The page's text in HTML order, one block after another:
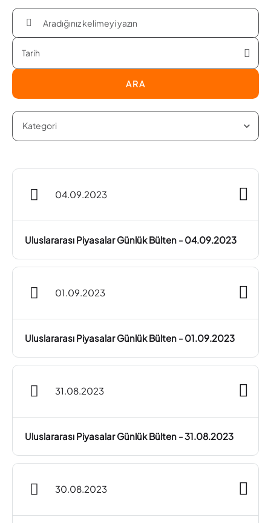
ARA
04.09.2023
Uluslararası Piyasalar Günlük Bülten - 04.09.2023
01.09.2023
Uluslararası Piyasalar Günlük Bülten - 01.09.2023
31.08.2023
Uluslararası Piyasalar Günlük Bülten - 31.08.2023
30.08.2023